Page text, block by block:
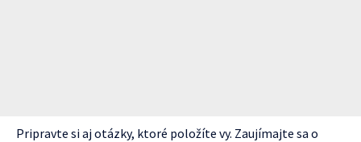
Pripravte si aj otázky, ktoré položíte vy. Zaujímajte sa o